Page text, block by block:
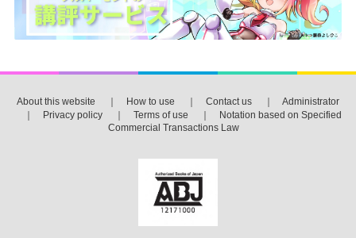
About this website How to use Contact us
Administrator
Privacy policy Terms of use
Notation based on Specified
Commercial Transactions Law